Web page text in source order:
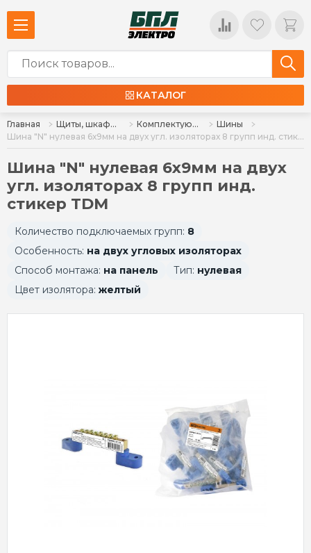
КАТАЛОГ
Главная Щиты, шкафы, корпуса и изделия к ним Комплектующие для щитов
Шины
Шина "N" нулевая 6х9мм на двух угл. изоляторах 8 групп инд. стикер TDM
Шина "N" нулевая 6х9мм на двух
угл. изоляторах 8 групп инд.
стикер TDM
Количество подключаемых групп: 8
Особенность: на двух угловых изоляторах
Способ монтажа: на панель Тип: нулевая
Цвет изолятора: желтый